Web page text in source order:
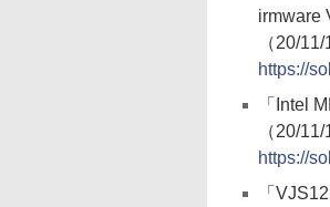
irmware
（20/11/
https://
「Intel
（20/11/
https://
「